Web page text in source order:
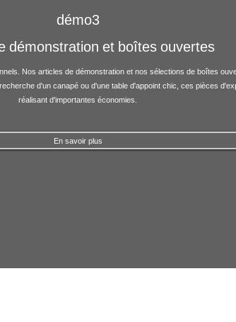
démo3
démonstration et boîtes ouvertes
Nos articles de démonstration et nos sélections de boîtes
d'un canapé ou d'une table d'appoint chic, ces pièces
réalisant d'importantes économies.
En savoir plus